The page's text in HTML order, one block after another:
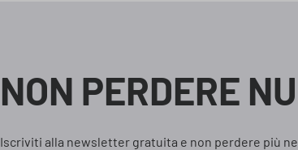
NON PERDERE
Iscriviti alla newsletter gratuita e non perdere più